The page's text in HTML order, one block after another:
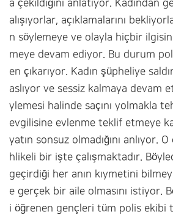
a çekildiğini anlatıyor. Kadından
alışıyorlar, açıklamalarını
n söylemeye ve olayla hiçbir
meye devam ediyor. Bu durum
en çıkarıyor. Kadın şüpheliye
aslıyor ve sessiz kalmaya devam
ylemesi halinde saçını yolmakla
evgilisine evlenme teklif etmeye
yatın sonsuz olmadığını anlıyor.
hlikeli bir işte çalışmaktadır.
geçirdiği her anın kıymetini
e gerçek bir aile olmasını istiyor.
i öğrenen gençleri tüm polis ekibi